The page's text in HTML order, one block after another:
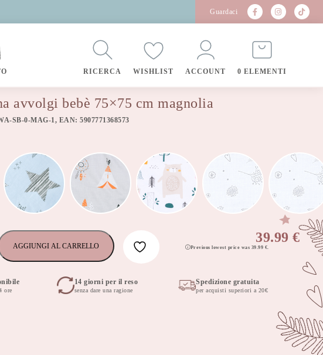
Guardaci
RICERCA WISHLIST ACCOUNT 0 ELEMENTI
avvolgi bebè 75×75 cm magnolia
SB-0-MAG-1, EAN: 5907771368573
AGGIUNGI AL CARRELLO
39.99€
Previous lowest price was 39.99 €.
ore
14 giorni per il reso
senza dare una ragione
Spedizione gratuita
per acquisti superiori a 20€